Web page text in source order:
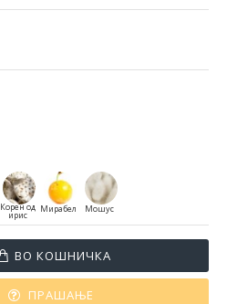
Корен од
ирис
Мирабел Мошус
ВО КОШНИЧКА
ПРАШАЊЕ